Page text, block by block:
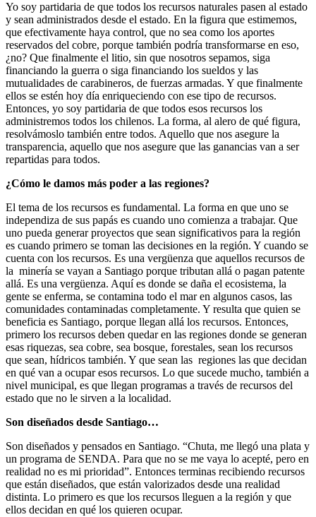
Yo soy partidaria de que todos los recursos naturales pasen al estado
y sean administrados desde el estado. En la figura que estimemos,
que efectivamente haya control, que no sea como los aportes
reservados del cobre, porque también podría transformarse en eso,
¿no? Que finalmente el litio, sin que nosotros sepamos, siga
financiando la guerra o siga financiando los sueldos y las
mutualidades de carabineros, de fuerzas armadas. Y que finalmente
ellos se estén hoy día enriqueciendo con ese tipo de recursos.
Entonces, yo soy partidaria de que todos esos recursos los
administremos todos los chilenos. La forma, al alero de qué figura,
resolvámoslo también entre todos. Aquello que nos asegure la
transparencia, aquello que nos asegure que las ganancias van a ser
repartidas para todos.
¿Cómo le damos más poder a las regiones?
El tema de los recursos es fundamental. La forma en que uno se
independiza de sus papás es cuando uno comienza a trabajar. Que
uno pueda generar proyectos que sean significativos para la región
es cuando primero se toman las decisiones en la región. Y cuando se
cuenta con los recursos. Es una vergüenza que aquellos recursos de
la minería se vayan a Santiago porque tributan allá o pagan patente
allá. Es una vergüenza. Aquí es donde se daña el ecosistema, la
gente se enferma, se contamina todo el mar en algunos casos, las
comunidades contaminadas completamente. Y resulta que quien se
beneficia es Santiago, porque llegan allá los recursos. Entonces,
primero los recursos deben quedar en las regiones donde se generan
esas riquezas, sea cobre, sea bosque, forestales, sean los recursos
que sean, hídricos también. Y que sean las regiones las que decidan
en qué van a ocupar esos recursos. Lo que sucede mucho, también a
nivel municipal, es que llegan programas a través de recursos del
estado que no le sirven a la localidad.
Son diseñados desde Santiago…
Son diseñados y pensados en Santiago. “Chuta, me llegó una plata y
un programa de SENDA. Para que no se me vaya lo acepté, pero en
realidad no es mi prioridad”. Entonces terminas recibiendo recursos
que están diseñados, que están valorizados desde una realidad
distinta. Lo primero es que los recursos lleguen a la región y que
ellos decidan en qué los quieren ocupar.